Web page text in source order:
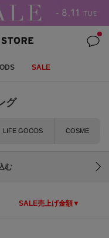
SALE
グ
LIFE GOODS COSME
む
SALE売上げ金額▼